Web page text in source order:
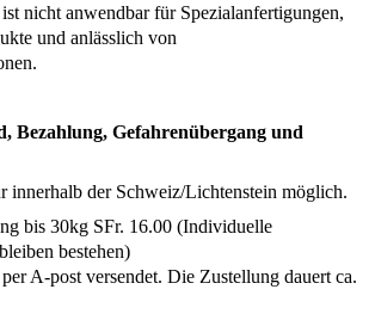
nicht anwendbar für Spezialanfertigungen,
und anlässlich von
Bezahlung, Gefahrenübergang und
innerhalb der Schweiz/Lichtenstein möglich.
bis 30kg SFr. 16.00 (Individuelle
bestehen)
A-post versendet. Die Zustellung dauert ca.